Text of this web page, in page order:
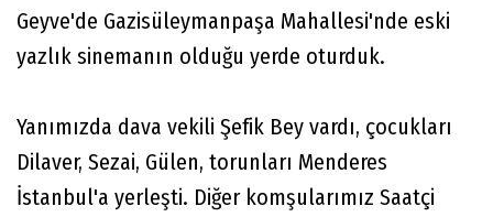
Geyve'de Gazisüleymanpaşa Mahallesi'nde eski
yazlık sinemanın olduğu yerde oturduk.
Yanımızda dava vekili Şefik Bey vardı, çocukları
Dilaver, Sezai, Gülen, torunları Menderes
İstanbul'a yerleşti. Diğer komşularımız Saatçi